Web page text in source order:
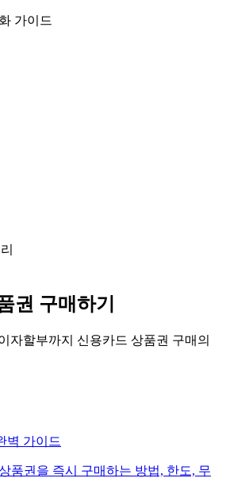
가이드
권 구매하기
자할부까지 신용카드 상품권 구매의
벽 가이드
품권을 즉시 구매하는 방법, 한도, 무